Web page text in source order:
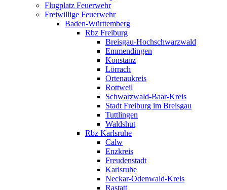
Flugplatz Feuerwehr
Freiwillige Feuerwehr
Baden-Württemberg
Rbz Freiburg
Breisgau-Hochschwarzwald
Emmendingen
Konstanz
Lörrach
Ortenaukreis
Rottweil
Schwarzwald-Baar-Kreis
Stadt Freiburg im Breisgau
Tuttlingen
Waldshut
Rbz Karlsruhe
Calw
Enzkreis
Freudenstadt
Karlsruhe
Neckar-Odenwald-Kreis
Rastatt